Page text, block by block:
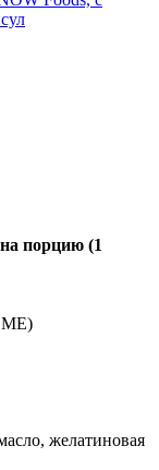
порцию (1
МЕ)
желатиновая